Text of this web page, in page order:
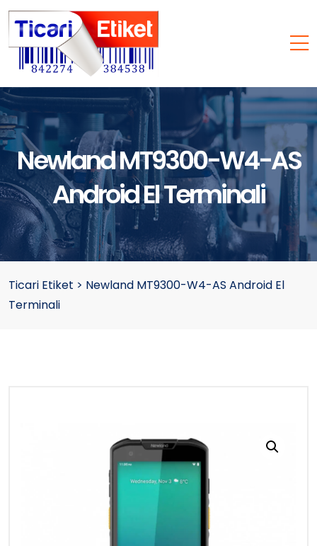
Newland MT9300-W4-AS
Android El Terminali
Ticari Etiket > Newland MT9300-W4-AS Android El
Terminali